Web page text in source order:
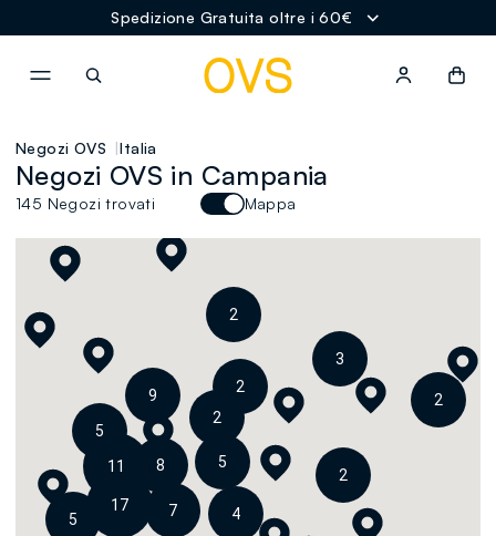
Spedizione Gratuita oltre i 60€
17
9
2
4
7
2
5
5
5
8
3
11
2
2
2
Negozi OVS Italia
Negozi OVS in Campania
145 Negozi trovati Mappa